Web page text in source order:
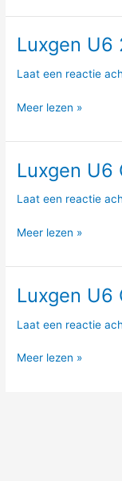
Luxgen U6
Laat een reactie
Luxgen
2.0
191hp
Meer lezen »
Luxgen U6
Laat een reactie
Luxgen
GT
202hp
Meer lezen »
Luxgen U6
Laat een reactie
Luxgen
GT220
222hp
Meer lezen »